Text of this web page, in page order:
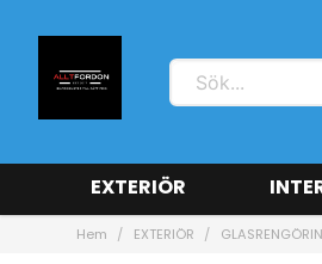
EXTERIÖR
Hem EXTERIÖR